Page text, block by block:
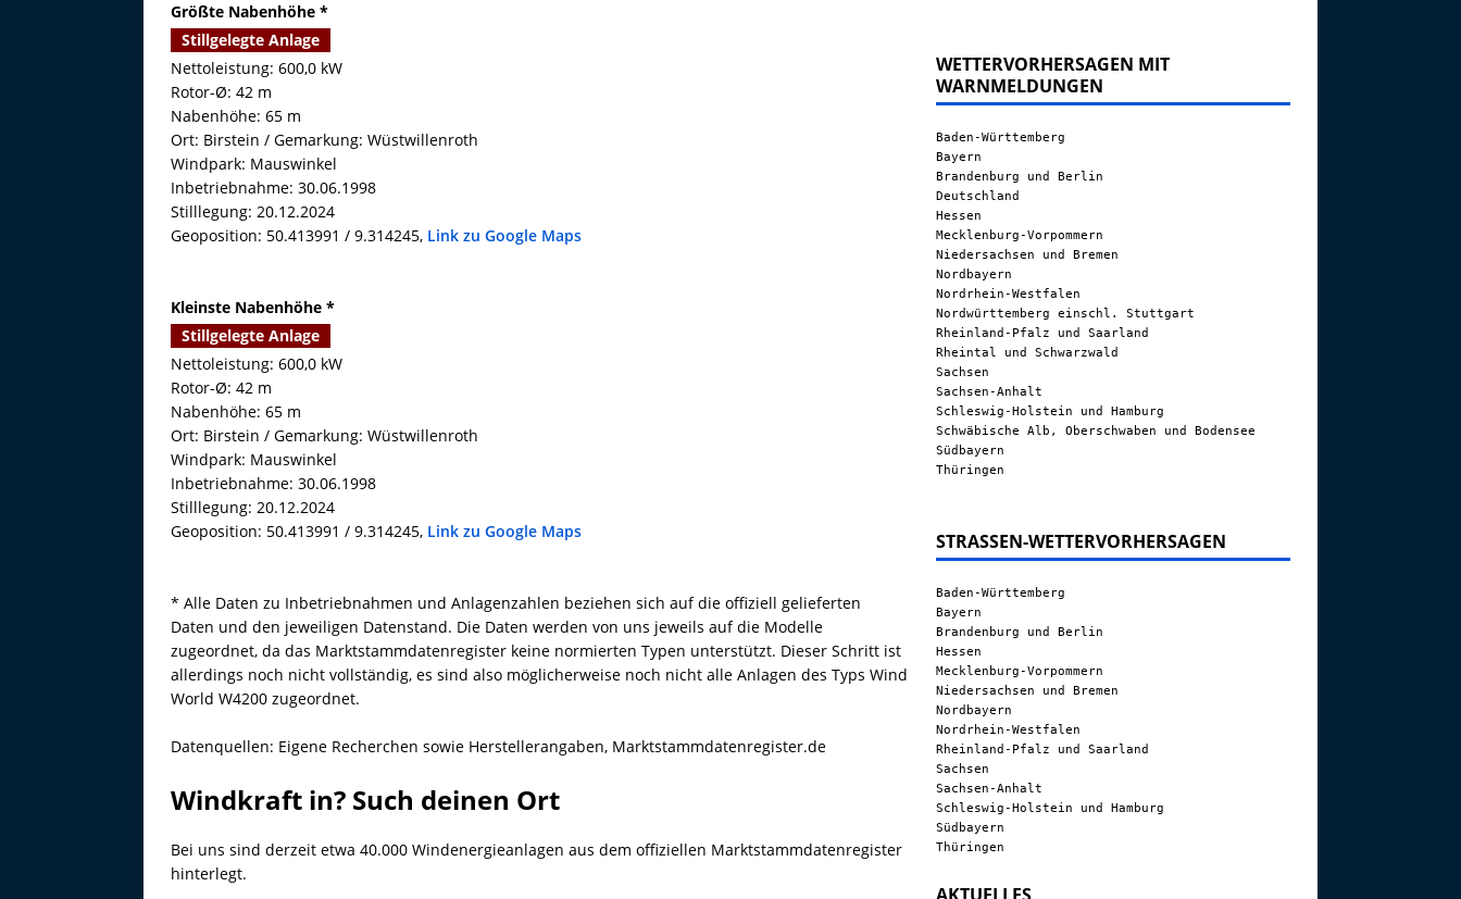
Größte Nabenhöhe *
Stillgelegte Anlage
Nettoleistung: 600,0 kW
Rotor-Ø: 42 m
Nabenhöhe: 65 m
Ort: Birstein / Gemarkung: Wüstwillenroth
Windpark: Mauswinkel
Inbetriebnahme: 30.06.1998
Stilllegung: 20.12.2024
Geoposition: 50.413991 / 9.314245, Link zu Google Maps
Kleinste Nabenhöhe *
Stillgelegte Anlage
Nettoleistung: 600,0 kW
Rotor-Ø: 42 m
Nabenhöhe: 65 m
Ort: Birstein / Gemarkung: Wüstwillenroth
Windpark: Mauswinkel
Inbetriebnahme: 30.06.1998
Stilllegung: 20.12.2024
Geoposition: 50.413991 / 9.314245, Link zu Google Maps
* Alle Daten zu Inbetriebnahmen und Anlagenzahlen beziehen sich auf die offiziell gelieferten
Daten und den jeweiligen Datenstand. Die Daten werden von uns jeweils auf die Modelle
zugeordnet, da das Marktstammdatenregister keine normierten Typen unterstützt. Dieser Schritt ist
allerdings noch nicht vollständig, es sind also möglicherweise noch nicht alle Anlagen des Typs Wind
World W4200 zugeordnet.
Datenquellen: Eigene Recherchen sowie Herstellerangaben, Marktstammdatenregister.de
Windkraft in? Such deinen Ort
Bei uns sind derzeit etwa 40.000 Windenergieanlagen aus dem offiziellen Marktstammdatenregister
hinterlegt.
WETTERVORHERSAGEN MIT
WARNMELDUNGEN
Baden-Württemberg
Bayern
Brandenburg und Berlin
Deutschland
Hessen
Mecklenburg-Vorpommern
Niedersachsen und Bremen
Nordbayern
Nordrhein-Westfalen
Nordwürttemberg einschl. Stuttgart
Rheinland-Pfalz und Saarland
Rheintal und Schwarzwald
Sachsen
Sachsen-Anhalt
Schleswig-Holstein und Hamburg
Schwäbische Alb, Oberschwaben und Bodensee
Südbayern
Thüringen
STRASSEN-WETTERVORHERSAGEN
Baden-Württemberg
Bayern
Brandenburg und Berlin
Hessen
Mecklenburg-Vorpommern
Niedersachsen und Bremen
Nordbayern
Nordrhein-Westfalen
Rheinland-Pfalz und Saarland
Sachsen
Sachsen-Anhalt
Schleswig-Holstein und Hamburg
Südbayern
Thüringen